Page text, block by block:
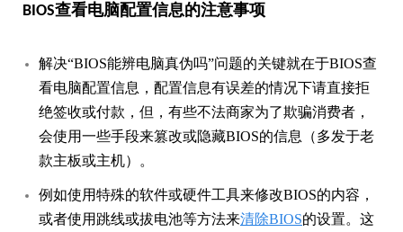
BIOS查看电脑配置信息的注意事项
解决“BIOS能辨电脑真伪吗”问题的关键就在于BIOS查
看电脑配置信息，配置信息有误差的情况下请直接拒
绝签收或付款，但，有些不法商家为了欺骗消费者，
会使用一些手段来篡改或隐藏BIOS的信息（多发于老
款主板或主机）。
例如使用特殊的软件或硬件工具来修改BIOS的内容，
或者使用跳线或拔电池等方法来清除BIOS的设置。这